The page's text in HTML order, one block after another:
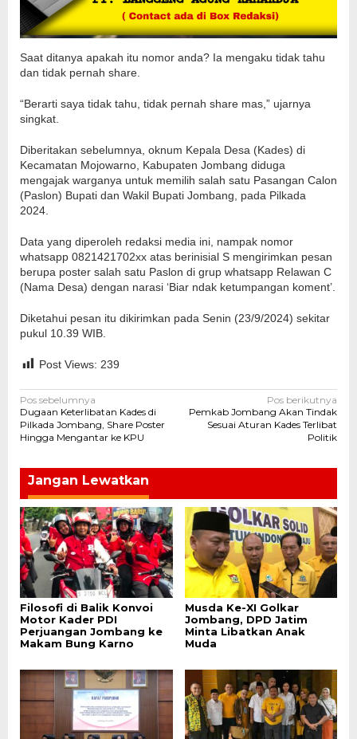
Saat ditanya apakah itu nomor anda? Ia mengaku tidak tahu
dan tidak pernah share.
“Berarti saya tidak tahu, tidak pernah share mas,” ujarnya
singkat.
Diberitakan sebelumnya, oknum Kepala Desa (Kades) di
Kecamatan Mojowarno, Kabupaten Jombang diduga
mengajak warganya untuk memilih salah satu Pasangan Calon
(Paslon) Bupati dan Wakil Bupati Jombang, pada Pilkada
2024.
Data yang diperoleh redaksi media ini, nampak nomor
whatsapp 0821421702xx atas berinisial S mengirimkan pesan
berupa poster salah satu Paslon di grup whatsapp Relawan C
(Nama Desa) dengan narasi ‘Biar ndak ketumpangan koment’.
Diketahui pesan itu dikirimkan pada Senin (23/9/2024) sekitar
pukul 10.39 WIB.
Post Views: 239
Navigasi
pos
Pos sebelumnya
Dugaan Keterlibatan Kades di
Pilkada Jombang, Share Poster
Hingga Mengantar ke KPU
Pos berikutnya
Pemkab Jombang Akan Tindak
Sesuai Aturan Kades Terlibat
Politik
Jangan Lewatkan
Filosofi di Balik Konvoi
Motor Kader PDI
Perjuangan Jombang ke
Makam Bung Karno
Musda Ke-XI Golkar
Jombang, DPD Jatim
Minta Libatkan Anak
Muda